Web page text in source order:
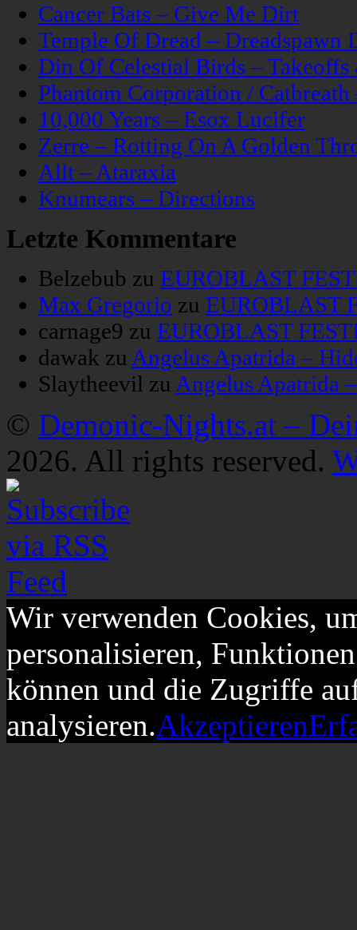
Cancer Bats – Give Me Dirt
Temple Of Dread – Dreadspawn
Din Of Celestial Birds –
Phantom Corporation /
10,000 Years – Esox Lucifer
Zerre – Rotting On A Golden
Allt – Ataraxia
Knumears – Directions
Letzte Kommentare
Belzebub zu EUROBLAST
Max Gregorio zu EUROBLAST
carnage9 zu EUROBLAST
dawak zuAngelus Apatrida –
Slaytheevil zuAngelus Apatrida
© Demonic-Nights.at –
2026. All rights reserved.
Wir verwenden Cookies,
personalisieren,
können und die Zugriffe
analysieren.Akzeptieren